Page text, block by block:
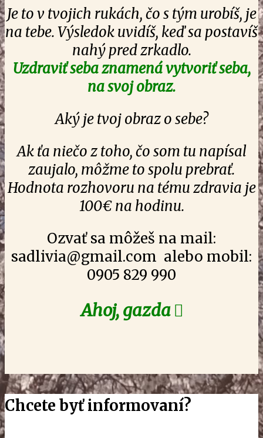
Je to v tvojich rukách, čo s tým urobíš, je
na tebe. Výsledok uvidíš, keď sa postavíš
nahý pred zrkadlo.
Uzdraviť seba znamená vytvoriť seba,
na svoj obraz.
Aký je tvoj obraz o sebe?
Ak ťa niečo z toho, čo som tu napísal
zaujalo, môžme to spolu prebrať.
Hodnota rozhovoru na tému zdravia je
100€ na hodinu.
Ozvať sa môžeš na mail:
sadlivia@gmail.com alebo mobil:
0905 829 990
Ahoj, gazda
Chcete byť informovaní?